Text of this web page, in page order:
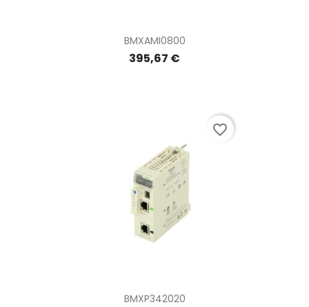
BMXAMI0800
395,67 €
BMXP342020
favorite_border